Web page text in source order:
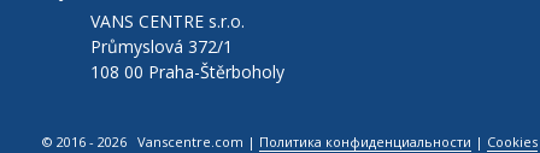
VANS CENTRE s.r.o.
Průmyslová 372/1
108 00 Praha-Štěrboholy
© 2016 - 2026 Vanscentre.com | Политика конфиденциальности | Cookies